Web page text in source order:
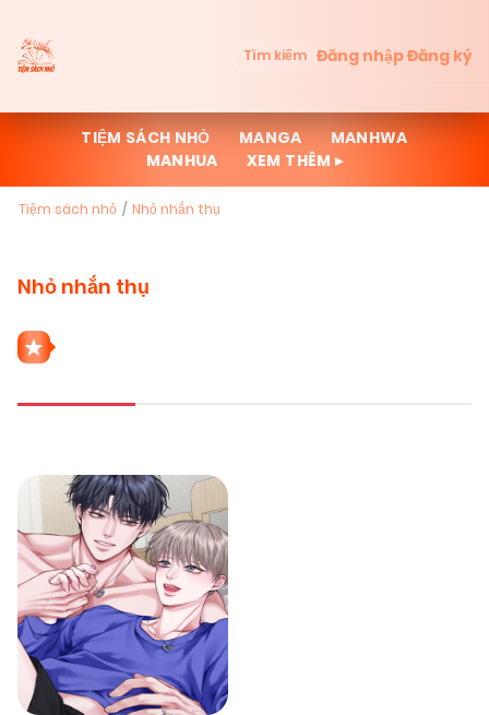
Tìm kiếm Đăng nhậpĐăng ký
TIỆM SÁCH NHỎ MANGA
MANHWA
MANHUA
XEM THÊM ▸
Tiệm sách nhỏ Nhỏ nhắn thụ
Nhỏ nhắn thụ